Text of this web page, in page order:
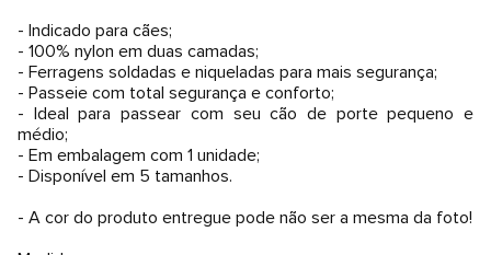
- Indicado para cães;
- 100% nylon em duas camadas;
- Ferragens soldadas e niqueladas para mais segurança;
- Passeie com total segurança e conforto;
- Ideal para passear com seu cão de porte pequeno e
médio;
- Em embalagem com 1 unidade;
- Disponível em 5 tamanhos.
- A cor do produto entregue pode não ser a mesma da foto!